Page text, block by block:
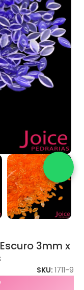
3mm x
SKU: 1711-9